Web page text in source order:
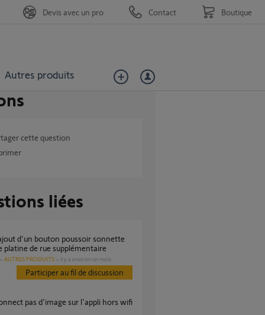
Autres produits
Devis avec un pro Contact Boutique
cette question
liées
platine de rue supplémentaire
AUTRES PRODUITS il y a environ un mois
Participer au fil de discussion